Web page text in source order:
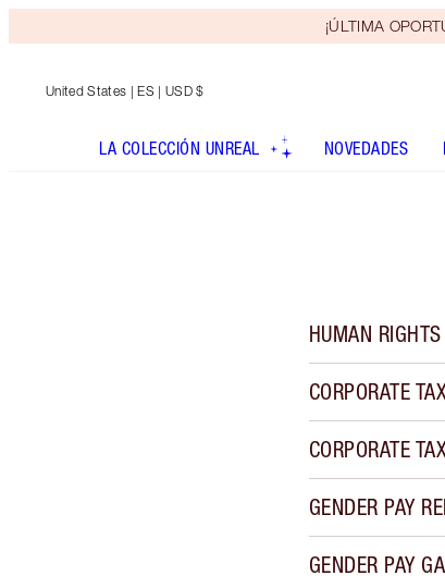
¡ÚLTIMA
United States | ES | USD $
LA COLECCIÓN UNREAL NOVEDADES
HUMAN
CORPORATE
CORPORATE
GENDER PAY
GENDER PAY